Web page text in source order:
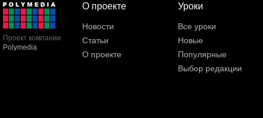
Проект компании
Polymedia
О проекте
Новости
Статьи
О проекте
Уроки
Все уроки
Новые
Популярные
Выбор редакции